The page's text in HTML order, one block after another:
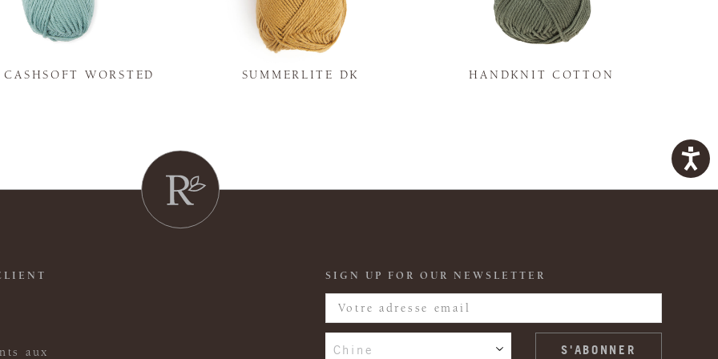
CASHSOFT WORSTED SUMMERLITE DK HANDKNIT COTTON
aux
SIGN UP FOR OUR NEWSLETTER
Chine